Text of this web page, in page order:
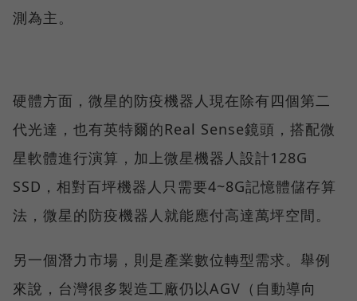
測為主。
硬體方面，微星的防疫機器人現在除有四個第二
代光達，也有英特爾的Real Sense鏡頭，搭配微
星軟體進行演算，加上微星機器人設計128G
SSD，相對百坪機器人只需要4~8G記憶體儲存算
法，微星的防疫機器人就能應付高達萬坪空間。
另一個潛力市場，則是產業數位轉型需求。舉例
來說，台灣很多製造工廠仍以AGV（自動導向